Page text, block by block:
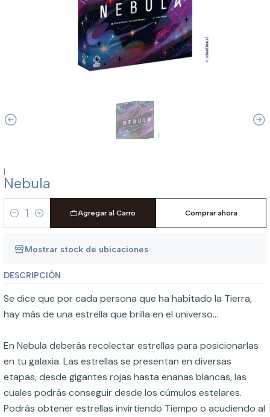
|
Nebula
Cantidad
Agregar al Carro Comprar ahora
Mostrar stock de ubicaciones
DESCRIPCIÓN
Se dice que por cada persona que ha habitado la Tierra,
hay más de una estrella que brilla en el universo...
En Nebula deberás recolectar estrellas para posicionarlas
en tu galaxia. Las estrellas se presentan en diversas
etapas, desde gigantes rojas hasta enanas blancas, las
cuales podrás conseguir desde los cúmulos estelares.
Podrás obtener estrellas invirtiendo Tiempo o acudiendo al